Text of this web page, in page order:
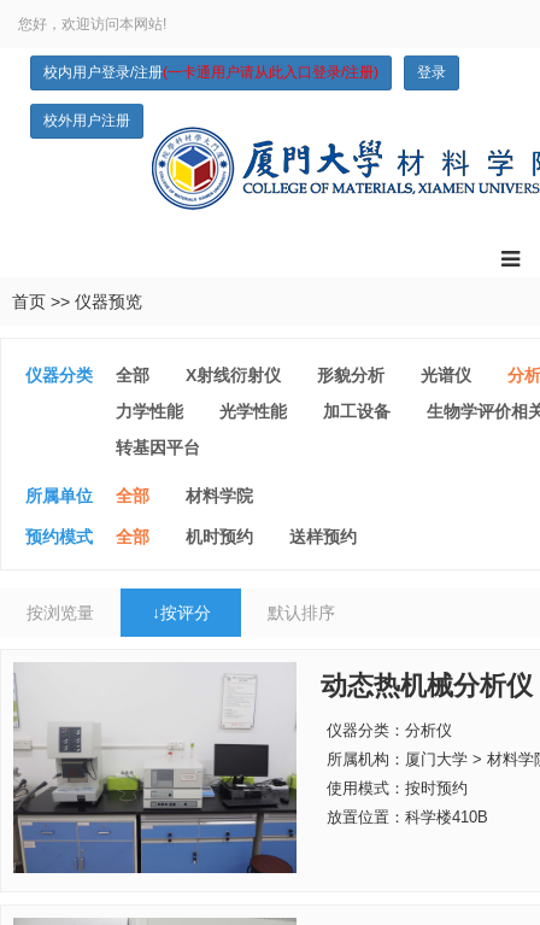
您好，欢迎访问本网站!
校内用户登录/注册(一卡通用户请从此入口登录/注册) 登录
校外用户注册
首页 >> 仪器预览
仪器分类 全部 X射线衍射仪 形貌分析 光谱仪
分
力学性能
光学性能 加工设备
生物学评价相
转基因平台
所属单位 全部 材料学院
预约模式 全部 机时预约 送样预约
按浏览量 ↓按评分 默认排序
动态热机械分析仪
仪器分类：分析仪
所属机构： 厦门大学 > 材料学
使用模式：按时预约
放置位置：科学楼410B